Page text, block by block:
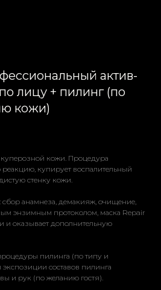
актив-
лицу + пилинг (по
кожи)
кожи. Процедура
купирует воспалительный
стенку кожи.
сбор анамнеза, демакияж, очищение,
энзимным протоколом, маска Repair
и оказывает дополнительную
пилинга (по типу и
составов пилинга
и рук (по желанию гостя).